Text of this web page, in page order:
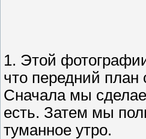
1. Этой
что передний
Сначала мы
есть. Затем мы
туманное утро.